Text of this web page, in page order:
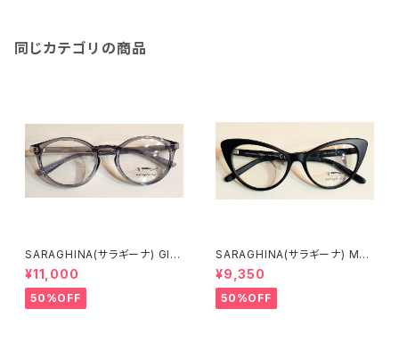
同じカテゴリの商品
SARAGHINA(サラギーナ) GIL
DA53 261LV(メガネフレーム)
¥11,000
50%OFF
SARAGHINA(サラギーナ) MA
GALI 02V(メガネフレーム)
¥9,350
50%OFF